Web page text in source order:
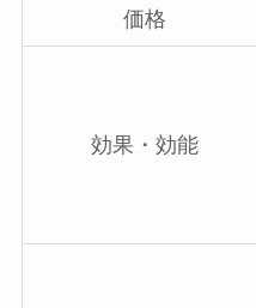
価格
効果・効能